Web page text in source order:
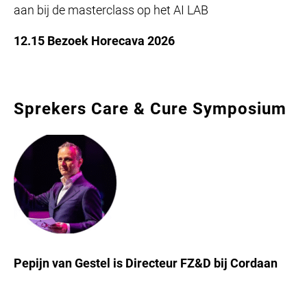
aan bij de masterclass op het AI LAB
12.15 Bezoek Horecava 2026
Sprekers Care & Cure Symposium
Pepijn van Gestel is Directeur FZ&D bij Cordaan